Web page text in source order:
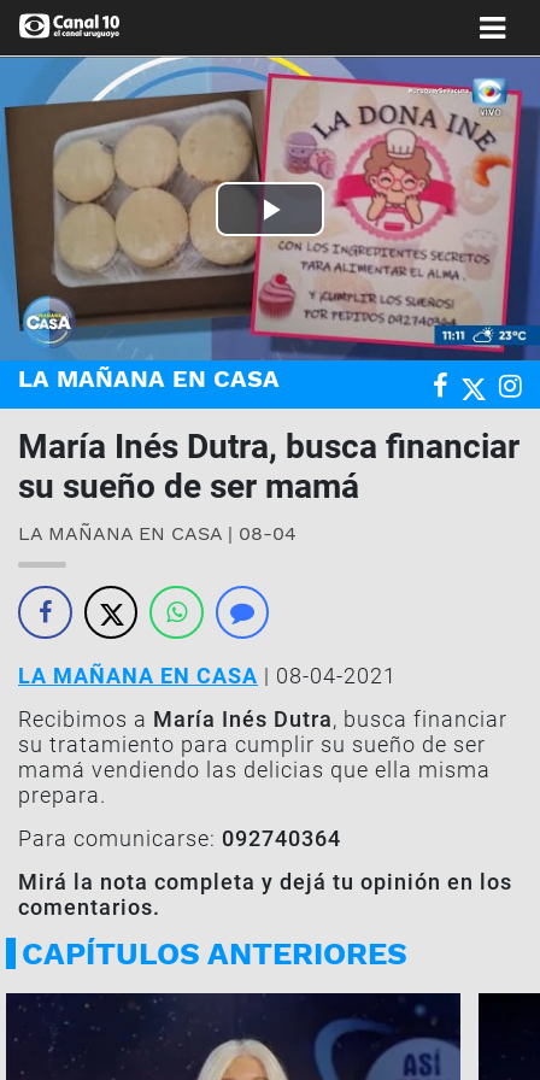
Play
Video
LA MAÑANA EN CASA
María Inés Dutra, busca financiar
su sueño de ser mamá
LA MAÑANA EN CASA | 08-04
LA MAÑANA EN CASA | 08-04-2021
Recibimos a María Inés Dutra, busca financiar
su tratamiento para cumplir su sueño de ser
mamá vendiendo las delicias que ella misma
prepara.
Para comunicarse: 092740364
Mirá la nota completa y dejá tu opinión en los
comentarios.
CAPÍTULOS ANTERIORES